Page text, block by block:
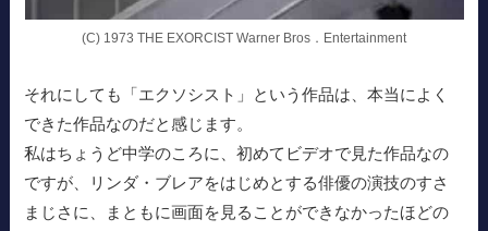
(C) 1973 THE EXORCIST Warner Bros．Entertainment
それにしても「エクソシスト」という作品は、本当によく
できた作品なのだと感じます。
私はちょうど中学のころに、初めてビデオで見た作品なの
ですが、リンダ・ブレアをはじめとする俳優の演技のすさ
まじさに、まともに画面を見ることができなかったほどの